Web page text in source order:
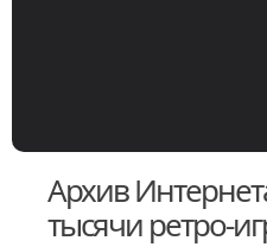
Архив
тысячи ретро-